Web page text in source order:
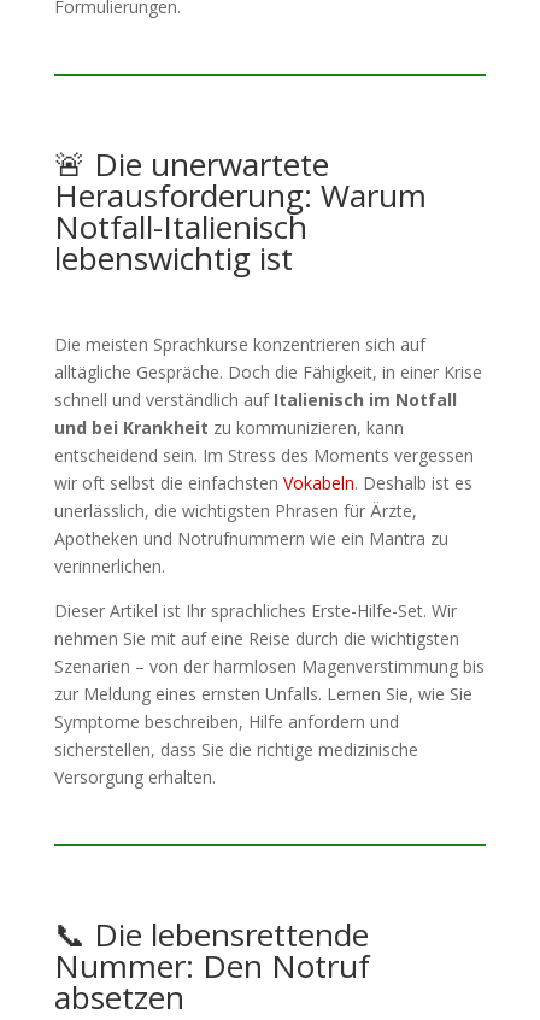
Formulierungen.
🚨 Die unerwartete
Herausforderung: Warum
Notfall-Italienisch
lebenswichtig ist
Die meisten Sprachkurse konzentrieren sich auf
alltägliche Gespräche. Doch die Fähigkeit, in einer Krise
schnell und verständlich auf Italienisch im Notfall
und bei Krankheit zu kommunizieren, kann
entscheidend sein. Im Stress des Moments vergessen
wir oft selbst die einfachsten Vokabeln. Deshalb ist es
unerlässlich, die wichtigsten Phrasen für Ärzte,
Apotheken und Notrufnummern wie ein Mantra zu
verinnerlichen.
Dieser Artikel ist Ihr sprachliches Erste-Hilfe-Set. Wir
nehmen Sie mit auf eine Reise durch die wichtigsten
Szenarien – von der harmlosen Magenverstimmung bis
zur Meldung eines ernsten Unfalls. Lernen Sie, wie Sie
Symptome beschreiben, Hilfe anfordern und
sicherstellen, dass Sie die richtige medizinische
Versorgung erhalten.
📞 Die lebensrettende
Nummer: Den Notruf
absetzen